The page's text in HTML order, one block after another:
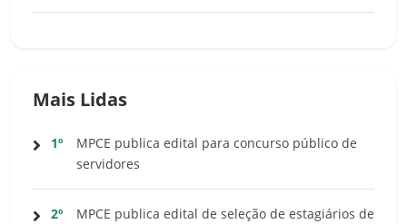
Mais Lidas
1º
MPCE publica edital para concurso público de
servidores
2º
MPCE publica edital de seleção de estagiários de